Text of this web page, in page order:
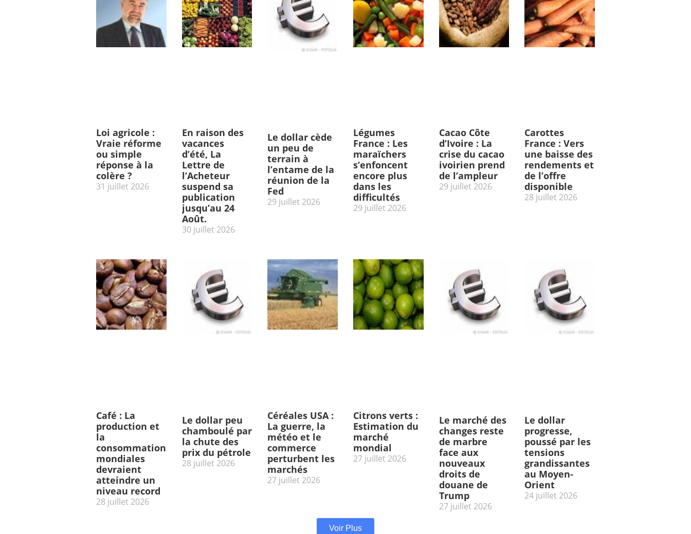
Loi agricole :
Vraie réforme
ou simple
réponse à la
colère ?
31 juillet 2026
En raison des
vacances
d’été, La
Lettre de
l’Acheteur
suspend sa
publication
jusqu’au 24
Août.
30 juillet 2026
Le dollar cède
un peu de
terrain à
l’entame de la
réunion de la
Fed
29 juillet 2026
Légumes
France : Les
maraïchers
s’enfoncent
encore plus
dans les
difficultés
29 juillet 2026
Cacao Côte
d’Ivoire : La
crise du cacao
ivoirien prend
de l’ampleur
29 juillet 2026
Carottes
France : Vers
une baisse des
rendements et
de l’offre
disponible
28 juillet 2026
Café : La
production et
la
consommation
mondiales
devraient
atteindre un
niveau record
28 juillet 2026
Le dollar peu
chamboulé par
la chute des
prix du pétrole
28 juillet 2026
Céréales USA :
La guerre, la
météo et le
commerce
perturbent les
marchés
27 juillet 2026
Citrons verts :
Estimation du
marché
mondial
27 juillet 2026
Le marché des
changes reste
de marbre
face aux
nouveaux
droits de
douane de
Trump
27 juillet 2026
Le dollar
progresse,
poussé par les
tensions
grandissantes
au Moyen-
Orient
24 juillet 2026
Voir Plus